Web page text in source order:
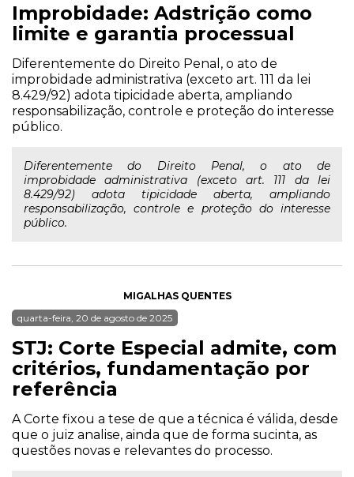
Improbidade: Adstrição como
limite e garantia processual
Diferentemente do Direito Penal, o ato de
improbidade administrativa (exceto art. 111 da lei
8.429/92) adota tipicidade aberta, ampliando
responsabilização, controle e proteção do interesse
público.
Diferentemente do Direito Penal, o ato de
improbidade administrativa (exceto art. 111 da lei
8.429/92) adota tipicidade aberta, ampliando
responsabilização, controle e proteção do interesse
público.
MIGALHAS QUENTES
quarta-feira, 20 de agosto de 2025
STJ: Corte Especial admite, com
critérios, fundamentação por
referência
A Corte fixou a tese de que a técnica é válida, desde
que o juiz analise, ainda que de forma sucinta, as
questões novas e relevantes do processo.